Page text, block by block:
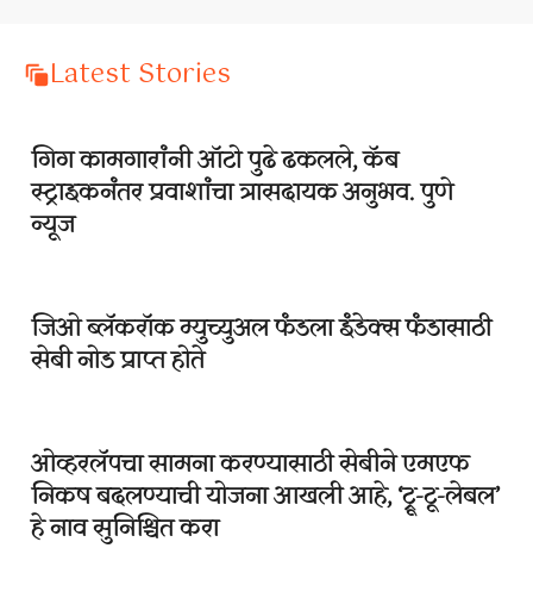
Latest Stories
गिग कामगारांनी ऑटो पुढे ढकलले, कॅब
स्ट्राइकनंतर प्रवाशांचा त्रासदायक अनुभव. पुणे
न्यूज
जिओ ब्लॅकरॉक म्युच्युअल फंडला इंडेक्स फंडासाठी
सेबी नोड प्राप्त होते
ओव्हरलॅपचा सामना करण्यासाठी सेबीने एमएफ
निकष बदलण्याची योजना आखली आहे, ‘ट्रू-टू-लेबल’
हे नाव सुनिश्चित करा